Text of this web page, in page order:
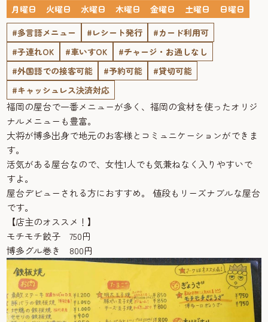
月曜日
火曜日 水曜日 木曜日 金曜日 土曜日
日曜日
#多言語メニュー
#レシート発行
#カード利用可
#子連れOK
#車いすOK
#チャージ・お通しなし
#外国語での接客可能
#予約可能
#貸切可能
#キャッシュレス決済対応
福岡の屋台で一番メニューが多く、福岡の食材を使ったオリジ
ナルメニューも豊富。
大将が博多出身で地元のお客様とコミュニケーションができま
す。
活気がある屋台なので、女性1人でも気兼ねなく入りやすいで
すよ。
屋台デビューされる方におすすめ。 値段もリーズナブルな屋台
です。
【店主のオススメ！】
モチモチ餃子 750円
博多グル巻き 800円